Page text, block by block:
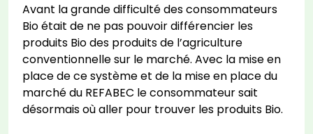
Avant la grande difficulté des consommateurs
Bio était de ne pas pouvoir différencier les
produits Bio des produits de l’agriculture
conventionnelle sur le marché. Avec la mise en
place de ce système et de la mise en place du
marché du REFABEC le consommateur sait
désormais où aller pour trouver les produits Bio.